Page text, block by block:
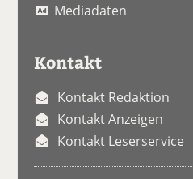
Mediadaten
Kontakt
Kontakt Redaktion
Kontakt Anzeigen
Kontakt Leserservice